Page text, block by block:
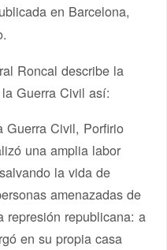
en Barcelona,
Roncal describe la
Guerra Civil así:
Guerra Civil, Porfirio
una amplia labor
la vida de
amenazadas de
represión republicana: a
en su propia casa